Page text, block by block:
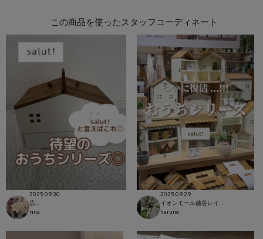
この商品を使ったスタッフコーディネート
2025.09.30
rina
2025.09.29
haruno